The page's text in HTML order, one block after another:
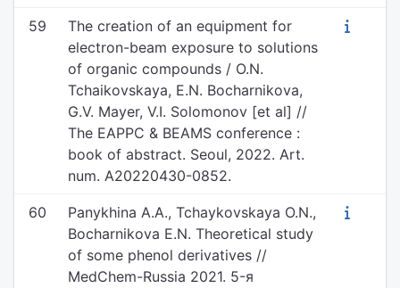
59
The creation of an equipment for
electron-beam exposure to solutions
of organic compounds / O.N.
Tchaikovskaya, E.N. Bocharnikova,
G.V. Mayer, V.I. Solomonov [et al] //
The EAPPC & BEAMS conference :
book of abstract. Seoul, 2022. Art.
num. A20220430-0852.
60
Panykhina A.A., Tchaykovskaya O.N.,
Bocharnikova E.N. Theoretical study
of some phenol derivatives //
MedChem-Russia 2021. 5-я